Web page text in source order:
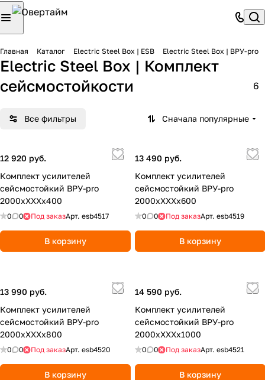
Главная Каталог Electric Steel Box | ESB Electric Steel Box | ВРУ-pro
Electric Steel Box | Комплект
сейсмостойкости
6
Все фильтры Сначала популярные
12 920 руб.
Комплект усилителей
сейсмостойкий ВРУ-pro
2000xXXXx400
0 0 Под заказАрт. esb4517
В корзину
13 490 руб.
Комплект усилителей
сейсмостойкий ВРУ-pro
2000xXXXx600
0 0 Под заказАрт. esb4519
В корзину
13 990 руб.
Комплект усилителей
сейсмостойкий ВРУ-pro
2000xXXXx800
0 0 Под заказАрт. esb4520
В корзину
14 590 руб.
Комплект усилителей
сейсмостойкий ВРУ-pro
2000xXXXx1000
0 0 Под заказАрт. esb4521
В корзину